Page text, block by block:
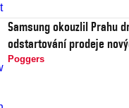
Samsung okouzlil Prahu
odstartování prodeje
Poggers